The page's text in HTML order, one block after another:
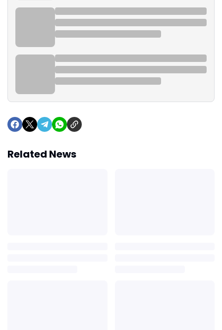
Related News